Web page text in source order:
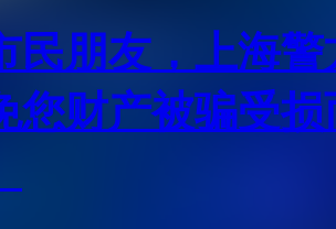
民朋友，上海
您财产被骗受